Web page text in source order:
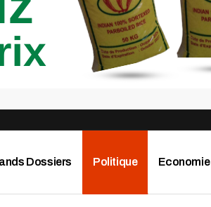
Dossiers Politique Economie